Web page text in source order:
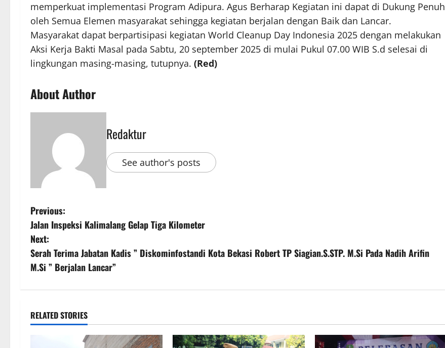
memperkuat implementasi Program Adipura. Agus Berharap Kegiatan ini dapat di Dukung Penuh
oleh Semua Elemen masyarakat sehingga kegiatan berjalan dengan Baik dan Lancar.
Masyarakat dapat berpartisipasi kegiatan World Cleanup Day Indonesia 2025 dengan melakukan
Aksi Kerja Bakti Masal pada Sabtu, 20 september 2025 di mulai Pukul 07.00 WIB S.d selesai di
lingkungan masing-masing, tutupnya. (Red)
About Author
Redaktur
See author's posts
Previous:
Jalan Inspeksi Kalimalang Gelap Tiga Kilometer
Next:
Serah Terima Jabatan Kadis ” Diskominfostandi Kota Bekasi Robert TP Siagian.S.STP. M.Si Pada Nadih Arifin
M.Si ” Berjalan Lancar”
RELATED STORIES